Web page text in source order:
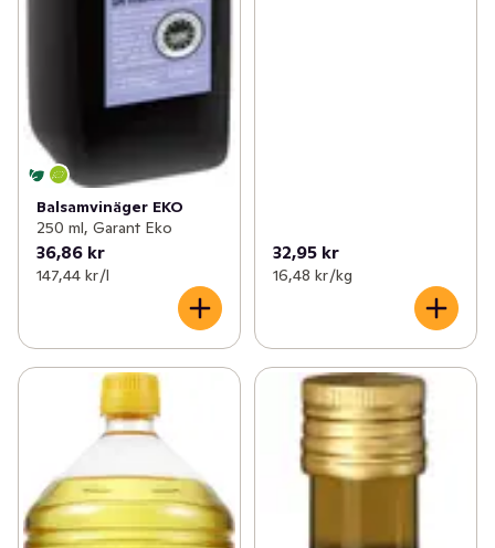
Balsamvinäger EKO
250 ml, Garant Eko
36,86 kr
147,44 kr /l
32,95 kr
16,48 kr /kg